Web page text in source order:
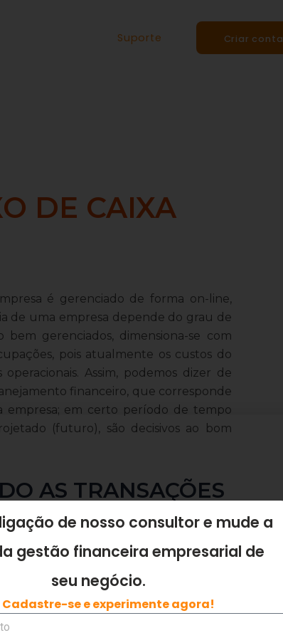
Suporte Criar conta
DE CAIXA
é gerenciado de forma on-line,
de uma empresa depende do grau de
gerenciados, dimensiona-se com
pois atualmente os custos do
Assim, podemos dizer de
financeiro, que corresponde
empresa; em certo período de tempo
(futuro), são decisivos ao bom
AS TRANSAÇÕES
realizado de forma precisa, dinâmica e
primordialmente de que o sistema
pelo gestor financeiro ou funcionário
ou gráficas expressarão a realidade
torna os processos da
de nosso consultor e mude a
gestão financeira empresarial de
seu negócio.
Cadastre-se e experimente agora!